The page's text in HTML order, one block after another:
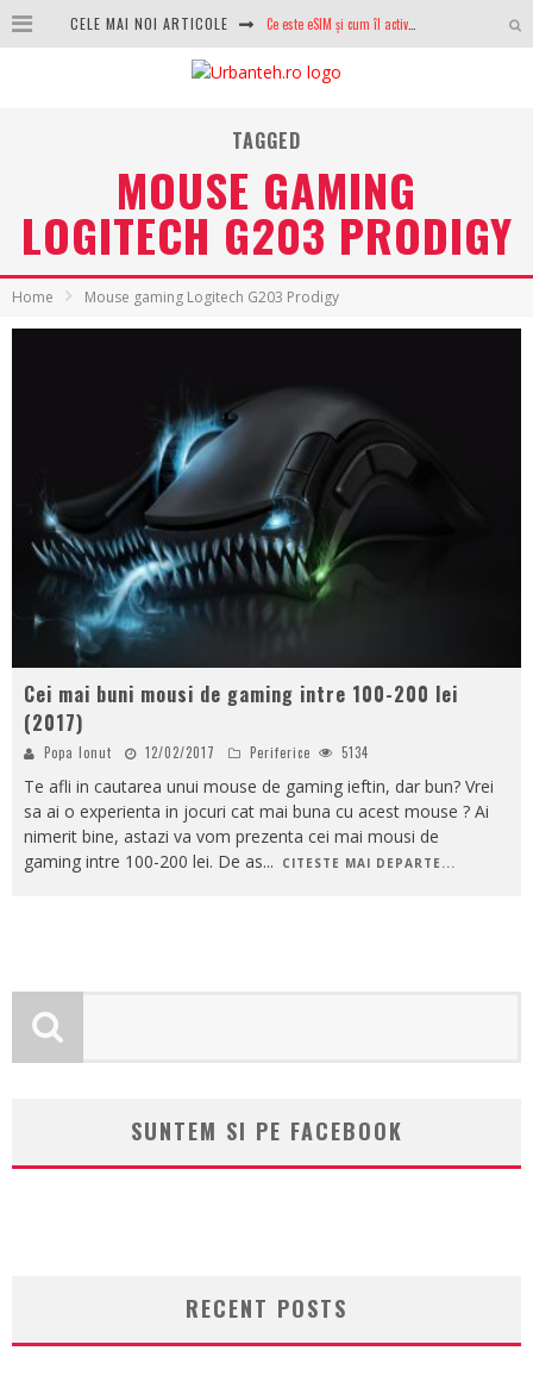
CELE MAI NOI ARTICOLE
GoPro revine în competiție: Mission One este răspunsul pe care DJI nu îl aștepta
Analiza producției fotovoltaice în România – cât produce un sistem solar pe timp de iarnă?
NVIDIA avertizează: memoria RAM și SSD-urile ar putea deveni și mai scumpe în perioada următoare
TAGGED
MOUSE GAMING
LOGITECH G203 PRODIGY
Home Mouse gaming Logitech G203 Prodigy
Cei mai buni mousi de gaming intre 100-200 lei
(2017)
Popa Ionut 12/02/2017 Periferice 5134
Te afli in cautarea unui mouse de gaming ieftin, dar bun? Vrei
sa ai o experienta in jocuri cat mai buna cu acest mouse ? Ai
nimerit bine, astazi va vom prezenta cei mai mousi de
gaming intre 100-200 lei. De as... CITESTE MAI DEPARTE...
SUNTEM SI PE FACEBOOK
RECENT POSTS